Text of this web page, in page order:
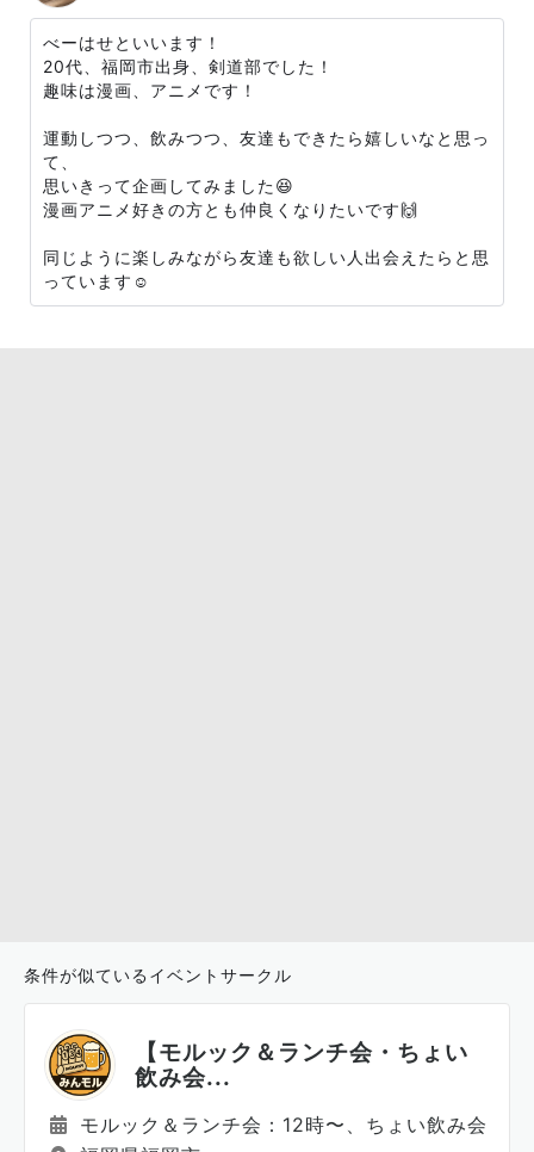
べーはせといいます！
20代、福岡市出身、剣道部でした！
趣味は漫画、アニメです！
運動しつつ、飲みつつ、友達もできたら嬉しいなと思っ
て、
思いきって企画してみました😆
漫画アニメ好きの方とも仲良くなりたいです🙌
同じように楽しみながら友達も欲しい人出会えたらと思
っています☺️
条件が似ているイベントサークル
【モルック＆ランチ会・ちょい
飲み会...
モルック＆ランチ会：12時〜、ちょい飲み会：